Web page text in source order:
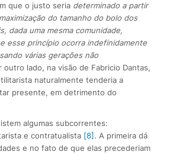
que o justo seriadeterminado a partir
do tamanho do bolo dos
dada uma mesma comunidade,
esse princípio ocorra indefinidamente
várias gerações não
outro lado, na visão de Fabricio Dantas,
naturalmente tenderia a
presente, em detrimento do
algumas subcorrentes:
e contratualista [8] . A primeira dá
e no fato de que elas precederiam